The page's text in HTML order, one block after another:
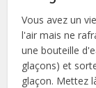
Vous avez un
l'air mais ne
une bouteille
glaçons) et
glaçon. Mettez